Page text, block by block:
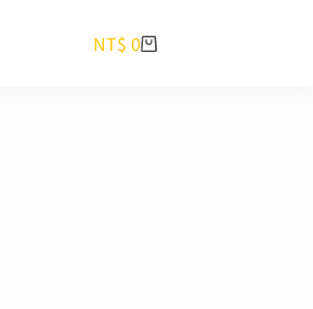
NT$ 0